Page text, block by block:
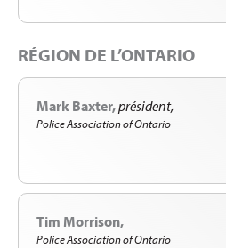
RÉGION DE L’ONTARIO
Mark Baxter président
Police Association of Ontario
Tim Morrison
Police Association of Ontario